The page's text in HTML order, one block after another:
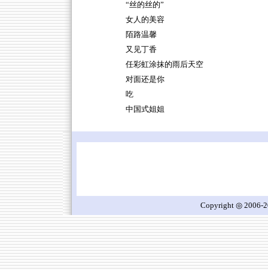
“丝的丝的”
女人的美容
陌路温馨
又见丁香
任彩虹涂抹的雨后天空
对面还是你
吃
中国式姐姐
Copyright ◎ 2006-